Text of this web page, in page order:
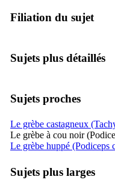
Filiation du sujet
Sujets plus détaillés
Sujets proches
Le grèbe castagneux
Le grèbe à cou noir
Le grèbe huppé (Podiceps
Sujets plus larges